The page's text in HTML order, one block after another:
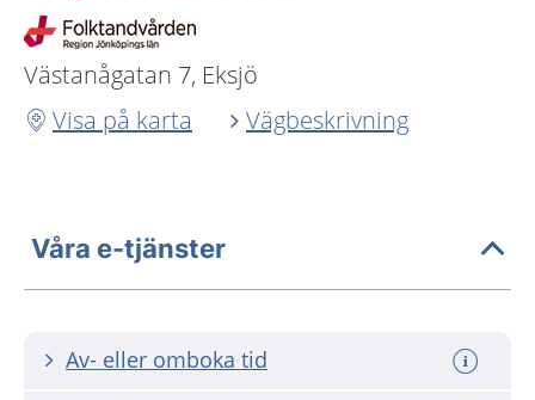
Västanågatan 7, Eksjö
Visa på karta
Vägbeskrivning
Våra e-tjänster
Av- eller omboka tid